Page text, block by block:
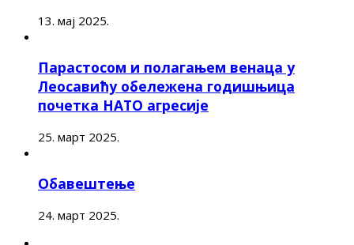
13. мај 2025.
Парастосом и полагањем венаца у
Леосавићу обележена годишњица
почетка НАТО агресије
25. март 2025.
Обавештење
24. март 2025.